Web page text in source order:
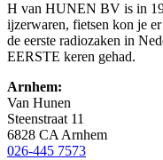
H van HUNEN BV is in
ijzerwaren, fietsen kon je
de eerste radiozaken in
EERSTE keren gehad.
Arnhem:
Van Hunen
Steenstraat 11
6828 CA Arnhem
026-445 7573